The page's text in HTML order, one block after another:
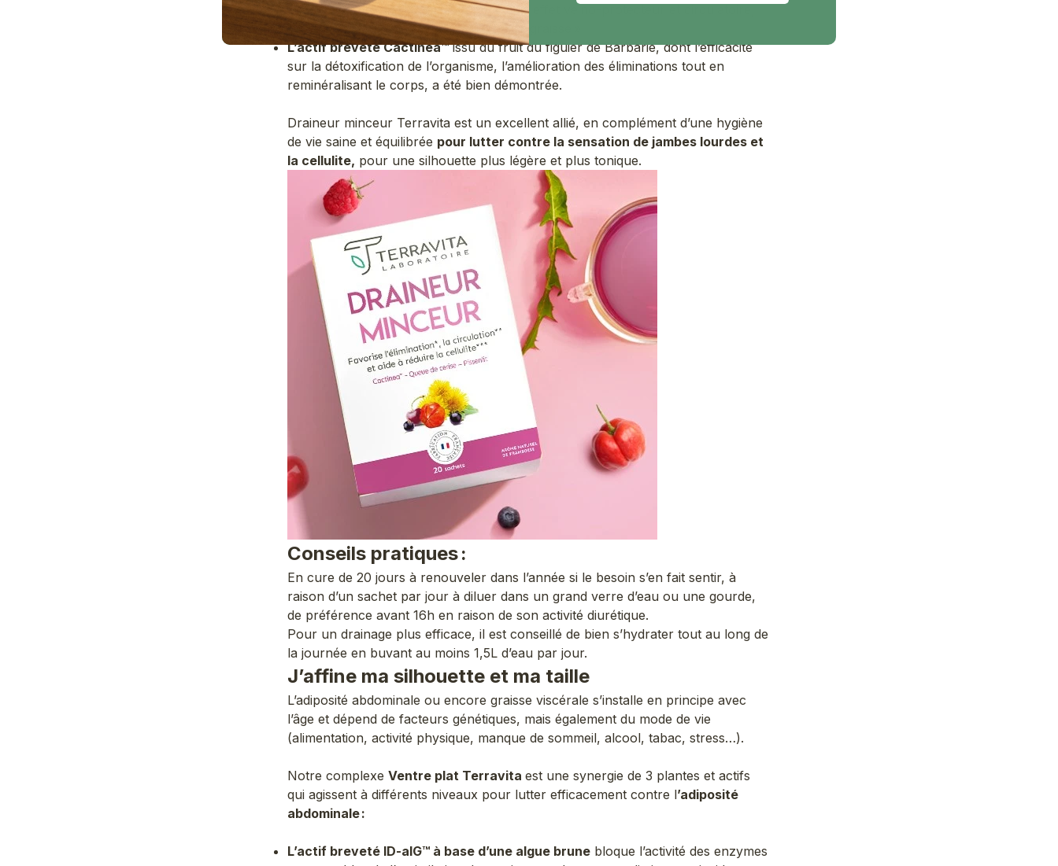
Le cassis et le marc de raisin pour leur effet veino-protecteur et circulatoire,
Le guarana pour ses propriétés « brûle-graisse »
L’actif breveté Cactinea™issu du fruit du figuier de Barbarie, dont l’efficacité
sur la détoxification de l’organisme, l’amélioration des éliminations tout en
reminéralisant le corps, a été bien démontrée.
Draineur minceur Terravita est un excellent allié, en complément d’une hygiène
de vie saine et équilibrée pour lutter contre la sensation de jambes lourdes et
la cellulite, pour une silhouette plus légère et plus tonique.
Conseils pratiques :
En cure de 20 jours à renouveler dans l’année si le besoin s’en fait sentir, à
raison d’un sachet par jour à diluer dans un grand verre d’eau ou une gourde,
de préférence avant 16h en raison de son activité diurétique.
Pour un drainage plus efficace, il est conseillé de bien s’hydrater tout au long de
la journée en buvant au moins 1,5L d’eau par jour.
J’affine ma silhouette et ma taille
L’adiposité abdominale ou encore graisse viscérale s’installe en principe avec
l’âge et dépend de facteurs génétiques, mais également du mode de vie
(alimentation, activité physique, manque de sommeil, alcool, tabac, stress…).
Notre complexe Ventre plat Terravita est une synergie de 3 plantes et actifs
qui agissent à différents niveaux pour lutter efficacement contre l’adiposité
abdominale :
L’actif breveté ID-alG™ à base d’une algue brune bloque l’activité des enzymes